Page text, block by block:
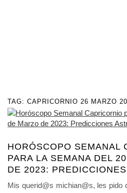
TAG: CAPRICORNIO 26 MARZO
HORÓSCOPO SEMANAL
PARA LA SEMANA DEL
DE 2023:
Mis querid@s michian@s, les pido